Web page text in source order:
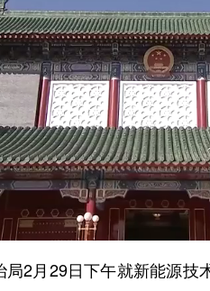
29日下午就新能源技